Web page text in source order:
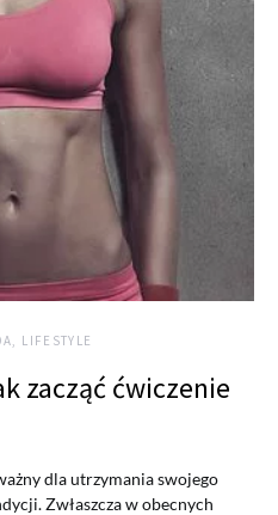
LIFESTYLE
zacząć ćwiczenie
dla utrzymania swojego
Zwłaszcza w obecnych